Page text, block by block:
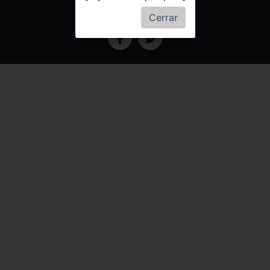
Regalo
Cerrar